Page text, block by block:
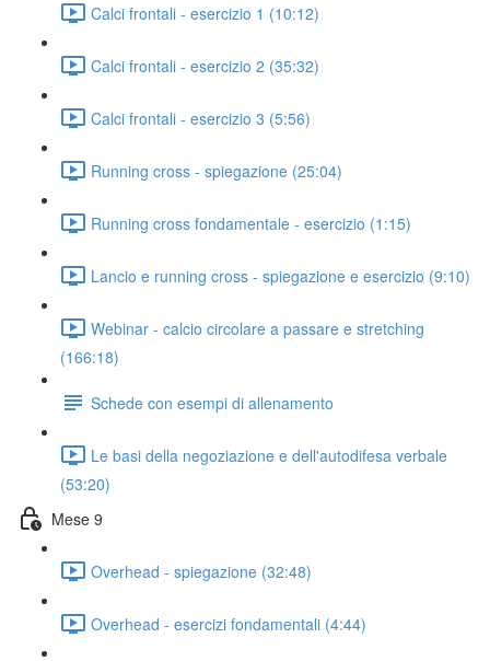
Calci frontali - esercizio 1 (10:12)
Calci frontali - esercizio 2 (35:32)
Calci frontali - esercizio 3 (5:56)
Running cross - spiegazione (25:04)
Running cross fondamentale - esercizio (1:15)
Lancio e running cross - spiegazione e esercizio (9:10)
Webinar - calcio circolare a passare e stretching
(166:18)
Schede con esempi di allenamento
Le basi della negoziazione e dell'autodifesa verbale
(53:20)
Mese 9
Overhead - spiegazione (32:48)
Overhead - esercizi fondamentali (4:44)